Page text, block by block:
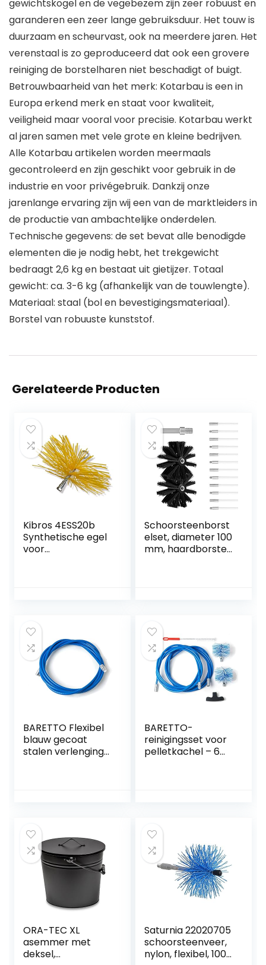
gewichtskogel en de vegebezem zijn zeer robuust en
garanderen een zeer lange gebruiksduur. Het touw is
duurzaam en scheurvast, ook na meerdere jaren. Het
verenstaal is zo geproduceerd dat ook een grovere
reiniging de borstelharen niet beschadigt of buigt.
Betrouwbaarheid van het merk: Kotarbau is een in
Europa erkend merk en staat voor kwaliteit,
veiligheid maar vooral voor precisie. Kotarbau werkt
al jaren samen met vele grote en kleine bedrijven.
Alle Kotarbau artikelen worden meermaals
gecontroleerd en zijn geschikt voor gebruik in de
industrie en voor privégebruik. Dankzij onze
jarenlange ervaring zijn wij een van de marktleiders in
de productie van ambachtelijke onderdelen.
Technische gegevens: de set bevat alle benodigde
elementen die je nodig hebt, het trekgewicht
bedraagt 2,6 kg en bestaat uit gietijzer. Totaal
gewicht: ca. 3-6 kg (afhankelijk van de touwlengte).
Materiaal: staal (bol en bevestigingsmateriaal).
Borstel van robuuste kunststof.
Gerelateerde Producten
Kibros 4ESS20b
Synthetische egel
voor
haarden, ketels,
kachels, leidingen,
dakgoten
Schoorsteenborst
elset, diameter 100
mm, haardborstel
haardreinigingssta
af
reinigingsborstel
droogbuis
reinigingsborstel
BARETTO Flexibel
blauw gecoat
stalen verlenging
rondingen, bereikt
een maximale
kromming van 90°.
BARETTO-
reinigingsset voor
pelletkachel – 6
mm en 1 van 100
mm)
ORA-TEC XL
asemmer met
deksel,
Saturnia 22020705
schoorsteenveer,
nylon, flexibel, 100